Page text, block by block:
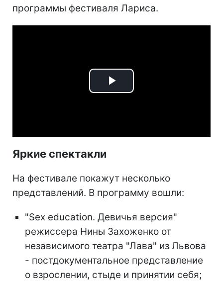
программы фестиваля Лариса.
Play
Яркие спектакли
На фестивале покажут несколько
представлений. В программу вошли:
"Sex education. Девичья версия"
режиссера Нины Захоженко от
независимого театра "Лава" из Львова
- постдокументальное представление
о взрослении, стыде и принятии себя;